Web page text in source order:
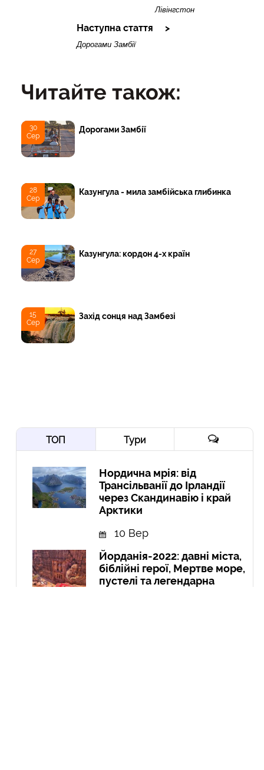
Лівінгстон
Наступна стаття
Дорогами Замбії
Читайте також:
30
Сер
Дорогами Замбії
28
Сер
Казунгула - мила замбійська глибинка
27
Сер
Казунгула: кордон 4-х країн
15
Сер
Захід сонця над Замбезі
ТОП Тури
Нордична мрія: від
Трансільванії до Ірландії
через Скандинавію і край
Арктики
10 Вер
Йорданія-2022: давні міста,
біблійні герої, Мертве море,
пустелі та легендарна